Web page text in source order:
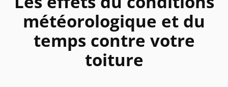
météorologique et du
temps contre votre
toiture